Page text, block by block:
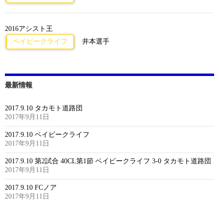
2016アシスト王
ベイビークライフ
井本選手
最新情報
2017.9.10 タカモト道路団
2017年9月11日
2017.9.10 ベイビークライフ
2017年9月11日
2017.9.10 第2試合 40CL第1節 ベイビークライフ 3-0 タカモト道路団
2017年9月11日
2017.9.10 FCノア
2017年9月11日